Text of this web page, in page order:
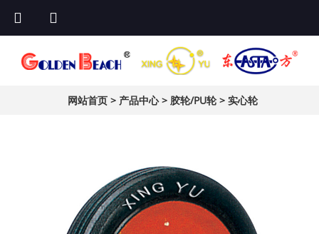
网站首页 > 产品中心> 胶轮/PU轮>实心轮